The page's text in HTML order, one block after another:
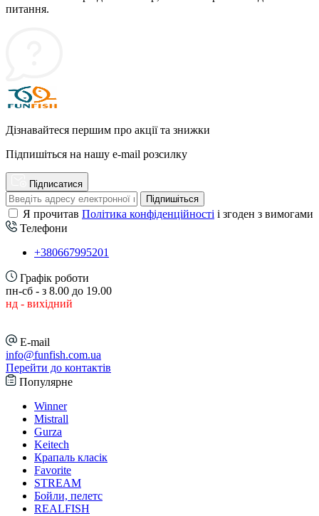
питання.
Дізнавайтеся першим про акції та знижки
Підпишіться на нашу e-mail розсилку
Підписатися
Підпишіться
Я прочитав Політика конфіденційності і згоден з вимогами
Телефони
+380667995201
Графік роботи
пн-сб - з 8.00 до 19.00
нд - вихідний
E-mail
info@funfish.com.ua
Перейти до контактів
Популярне
Winner
Mistrall
Gurza
Keitech
Крапаль класік
Favorite
STREAM
Бойли, пелетс
REALFISH